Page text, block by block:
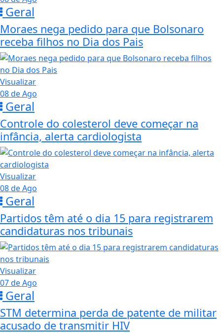
Geral
Moraes nega pedido para que Bolsonaro
receba filhos no Dia dos Pais
Visualizar
08 de Ago
Geral
Controle do colesterol deve começar na
infância, alerta cardiologista
Visualizar
08 de Ago
Geral
Partidos têm até o dia 15 para registrarem
candidaturas nos tribunais
Visualizar
07 de Ago
Geral
STM determina perda de patente de militar
acusado de transmitir HIV